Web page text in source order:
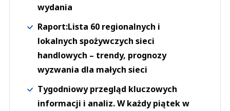
wydania
Raport:Lista 60 regionalnych i
lokalnych spożywczych sieci
handlowych – trendy, prognozy
wyzwania dla małych sieci
Tygodniowy przegląd kluczowych
informacji i analiz. W każdy piątek w